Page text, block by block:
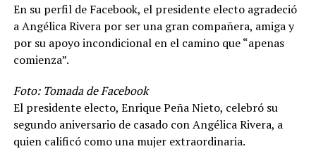
En su perfil de Facebook, el presidente electo agradeció
a Angélica Rivera por ser una gran compañera, amiga y
por su apoyo incondicional en el camino que “apenas
comienza”.
Foto: Tomada de Facebook
El presidente electo, Enrique Peña Nieto, celebró su
segundo aniversario de casado con Angélica Rivera, a
quien calificó como una mujer extraordinaria.